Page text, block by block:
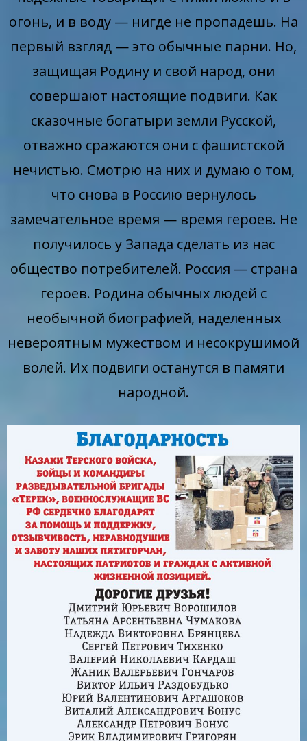
огонь, и в воду — нигде не пропадешь. На
первый взгляд — это обычные парни. Но,
защищая Родину и свой народ, они
совершают настоящие подвиги. Как
сказочные богатыри земли Русской,
отважно сражаются они с фашистской
нечистью. Смотрю на них и думаю о том,
что снова в Россию вернулось
замечательное время — время героев. Не
получилось у Запада сделать из нас
общество потребителей. Россия — страна
героев. Родина обычных людей с
необычной биографией, наделенных
невероятным мужеством и несокрушимой
волей. Их подвиги останутся в памяти
народной.